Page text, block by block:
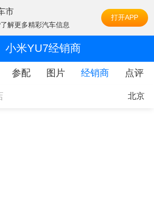
市
解更多精彩汽车信息
打开APP
小米YU7经销商
参配 图片 经销商 点评
北京